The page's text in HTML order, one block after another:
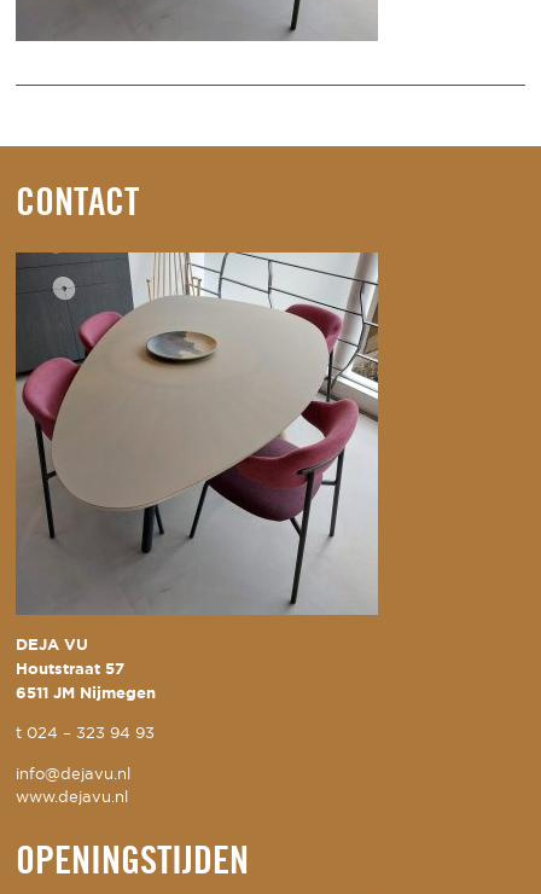
CONTACT
DEJA VU
Houtstraat 57
6511 JM Nijmegen
t024 – 323 94 93
info@dejavu.nl
www.dejavu.nl
OPENINGSTIJDEN